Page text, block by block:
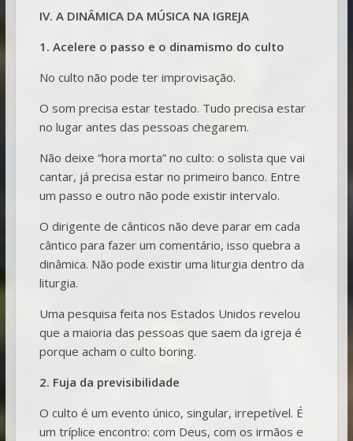
IV. A DINÂMICA DA MÚSICA NA IGREJA
1. Acelere o passo e o dinamismo do culto
No culto não pode ter improvisação.
O som precisa estar testado. Tudo precisa estar
no lugar antes das pessoas chegarem.
Não deixe “hora morta” no culto: o solista que vai
cantar, já precisa estar no primeiro banco. Entre
um passo e outro não pode existir intervalo.
O dirigente de cânticos não deve parar em cada
cântico para fazer um comentário, isso quebra a
dinâmica. Não pode existir uma liturgia dentro da
liturgia.
Uma pesquisa feita nos Estados Unidos revelou
que a maioria das pessoas que saem da igreja é
porque acham o culto boring.
2. Fuja da previsibilidade
O culto é um evento único, singular, irrepetível. É
um tríplice encontro: com Deus, com os irmãos e